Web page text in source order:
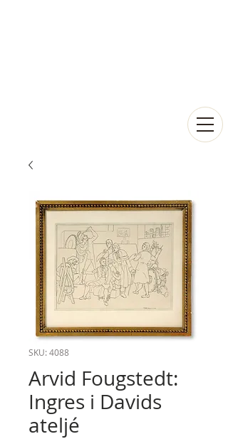
SKU: 4088
Arvid Fougstedt:
Ingres i Davids
ateljé